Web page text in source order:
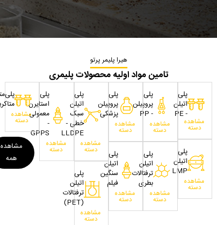
هیرا پلیمر پرتو
تامین مواد اولیه محصولات پلیمری
پلی
اتیلن
- PE
مشاهده
دسته
پلی
اتیلن
LMP
مشاهده
دسته
پلی
پروپیلن
- PP
مشاهده
دسته
پلی
اتیلن
ترفتالات
بطری
مشاهده
دسته
پلی
پروپیلن
پزشکی
مشاهده
دسته
پلی
اتیلن
سنگین
فیلم
مشاهده
دسته
پلی
اتیلن
سبک
خطی -
LLDPE
مشاهده
دسته
پلی
اتیلن
ترفتالات
(PET)
مشاهده
دسته
پلی
استایرن
معمولی
-
GPPS
مشاهده
دسته
مشاهده
دسته
مشاهده
همه